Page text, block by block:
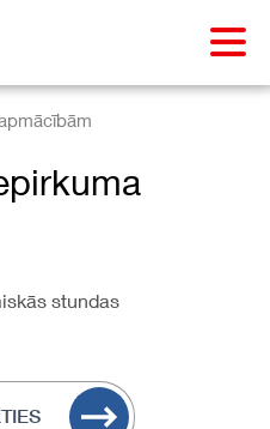
stundas